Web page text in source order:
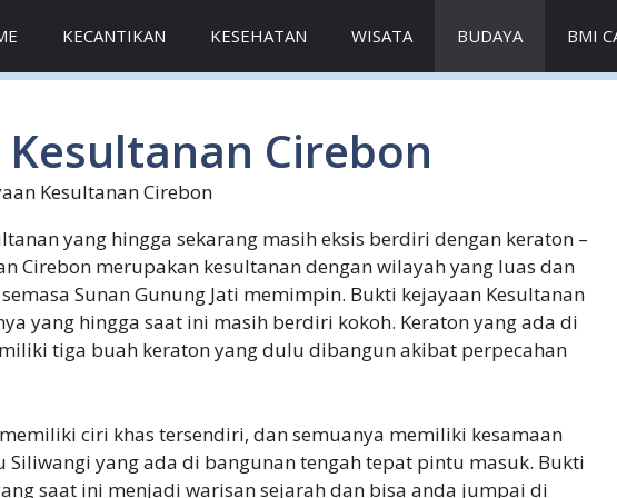
KECANTIKAN KESEHATAN WISATA BUDAYA BMI
Cirebon
Kesultanan Cirebon
yang hingga sekarang masih eksis berdiri dengan keraton –
Cirebon merupakan kesultanan dengan wilayah yang luas dan
Sunan Gunung Jati memimpin. Bukti kejayaan Kesultanan
yang hingga saat ini masih berdiri kokoh. Keraton yang ada di
tiga buah keraton yang dulu dibangun akibat perpecahan
ciri khas tersendiri, dan semuanya memiliki kesamaan
Siliwangi yang ada di bangunan tengah tepat pintu masuk. Bukti
saat ini menjadi warisan sejarah dan bisa anda jumpai di